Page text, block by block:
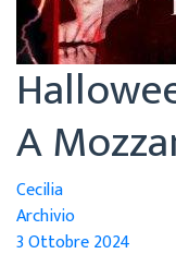
A
Cecilia
Archivio
3 Ottobre 2024